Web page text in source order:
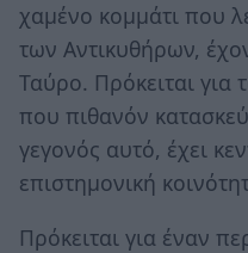
χαμένο κομμάτι που
των Αντικυθήρων,
Ταύρο. Πρόκειται για
που πιθανόν
γεγονός αυτό, έχει
επιστημονική
Πρόκειται για έναν